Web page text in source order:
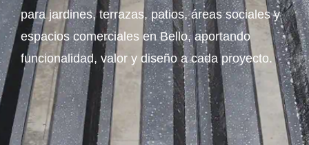
para jardines, terrazas, patios, áreas sociales y
espacios comerciales en Bello, aportando
funcionalidad, valor y diseño a cada proyecto.